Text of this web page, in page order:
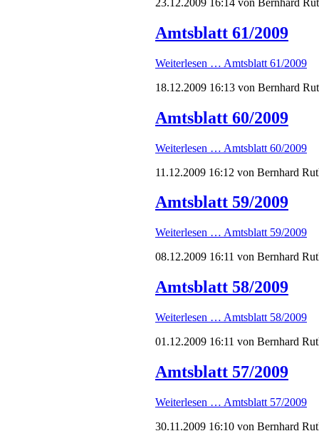
23.12.2009 16:14 von Bernhard
Amtsblatt 61/2009
Weiterlesen … Amtsblatt 61/2009
18.12.2009 16:13 von Bernhard
Amtsblatt 60/2009
Weiterlesen … Amtsblatt 60/2009
11.12.2009 16:12 von Bernhard
Amtsblatt 59/2009
Weiterlesen … Amtsblatt 59/2009
08.12.2009 16:11 von Bernhard
Amtsblatt 58/2009
Weiterlesen … Amtsblatt 58/2009
01.12.2009 16:11 von Bernhard
Amtsblatt 57/2009
Weiterlesen … Amtsblatt 57/2009
30.11.2009 16:10 von Bernhard